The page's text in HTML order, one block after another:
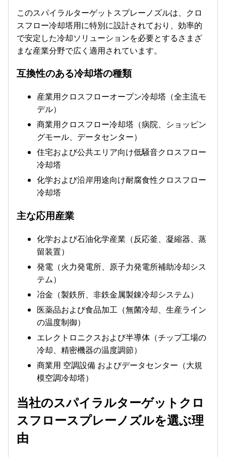
このスパイラルターゲットスプレーノズルは、クロ
スフロー冷却塔用に特別に設計されており、効率的
で安定した冷却ソリューションを必要とするさまざ
まな産業分野で広く適用されています。
互換性のある冷却塔の種類
産業用クロスフローオープン冷却塔（全主流モ
デル）
商業用クロスフロー冷却塔（病院、ショッピン
グモール、データセンター）
住宅および公共エリア向け低騒音クロスフロー
冷却塔
化学および沿岸用途向け耐腐食性クロスフロー
冷却塔
主な応用産業
化学および石油化学産業（反応釜、凝縮器、蒸
留装置）
発電（火力発電所、原子力発電所補助冷却シス
テム）
冶金（製鉄所、非鉄金属製錬冷却システム）
医薬品および食品加工（無菌冷却、生産ライン
の温度制御）
エレクトロニクスおよび半導体（チップ工場の
冷却、精密機器の温度調節）
商業用 空調設備 およびデータセンター（大規
模空調冷却塔）
当社のスパイラルターゲットクロ
スフロースプレーノズルを選ぶ理
由